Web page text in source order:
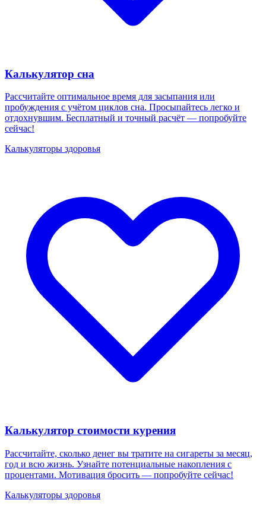
Калькулятор сна
Рассчитайте оптимальное время для засыпания или
пробуждения с учётом циклов сна. Просыпайтесь легко и
отдохнувшим. Бесплатный и точный расчёт — попробуйте
сейчас!
Калькуляторы здоровья
Калькулятор стоимости курения
Рассчитайте, сколько денег вы тратите на сигареты за месяц,
год и всю жизнь. Узнайте потенциальные накопления с
процентами. Мотивация бросить — попробуйте сейчас!
Калькуляторы здоровья